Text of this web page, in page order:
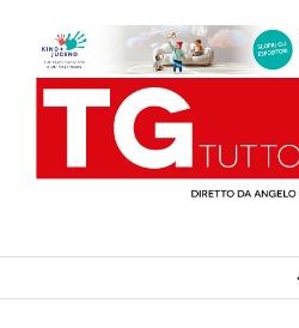
contenuto